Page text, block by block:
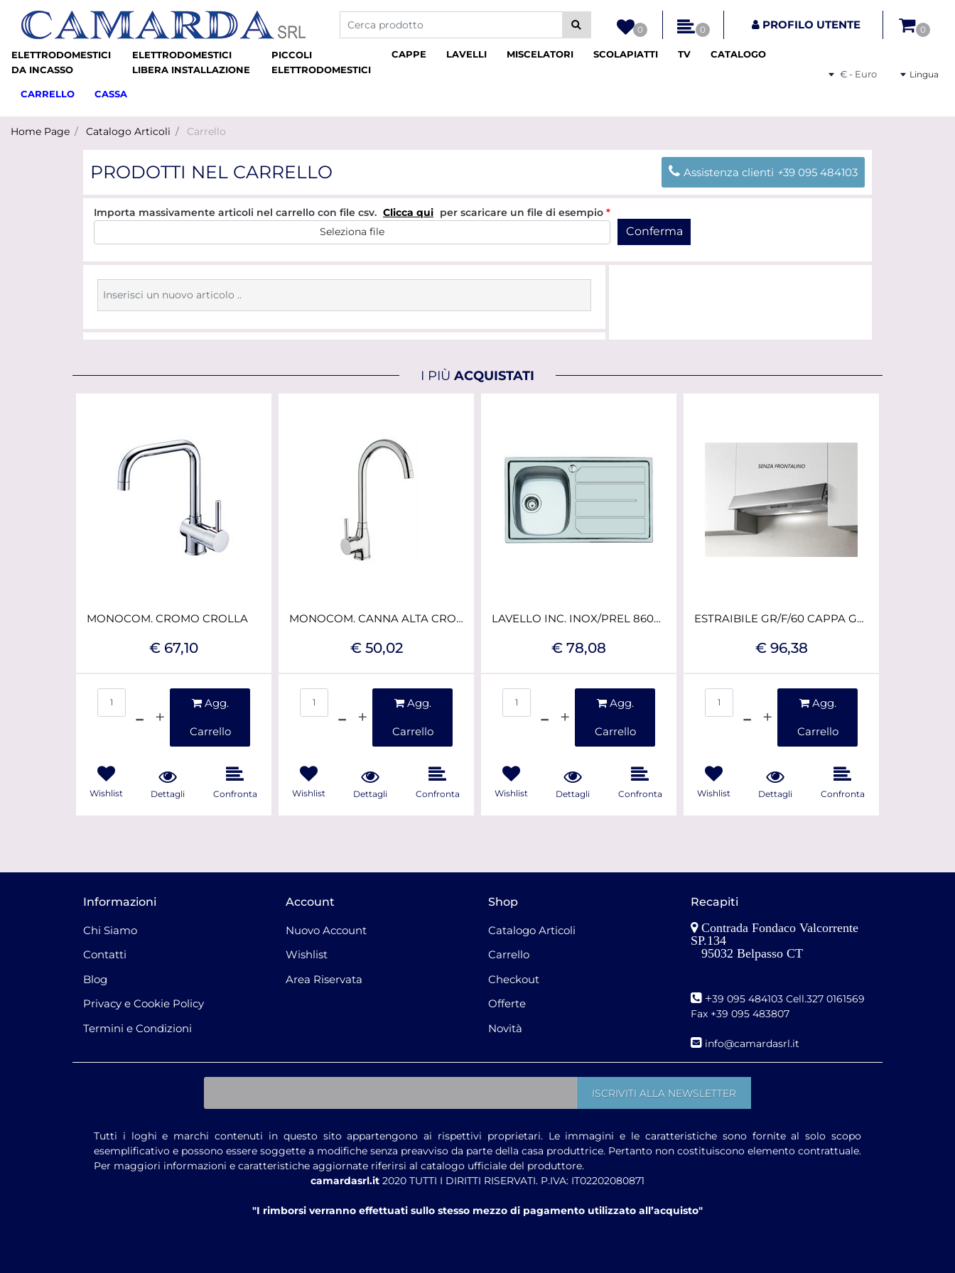
La modifica di un filtro aggiorna automaticamente gli altri filtri disponibili.
0 0 PROFILO UTENTE 0
ELETTRODOMESTICI
DA INCASSO
ELETTRODOMESTICI
LIBERA INSTALLAZIONE
PICCOLI
ELETTRODOMESTICI
CAPPE LAVELLI MISCELATORI SCOLAPIATTI TV CATALOGO
CARRELLO CASSA
Seleziona una valutaLingua
Home Page Catalogo Articoli Carrello
PRODOTTI NEL CARRELLO Assistenza clienti +39 095 484103
Importa massivamente articoli nel carrello con file csv. Clicca qui per scaricare un file di esempio *
Seleziona file
Inserisci un nuovo articolo ..
I PIÙ ACQUISTATI
MONOCOM. CROMO CROLLA
€ 67,10
Agg.
Carrello
Wishlist Dettagli Confronta
MONOCOM. CANNA ALTA CROMO CROLLA
€ 50,02
Agg.
Carrello
Wishlist Dettagli Confronta
LAVELLO INC. INOX/PREL 860X500 1V+GOCC.SX S1000 FOSTER
€ 78,08
Agg.
Carrello
Wishlist Dettagli Confronta
ESTRAIBILE GR/F/60 CAPPA GRIGIA SOTTOPENSILE ELICA
€ 96,38
Agg.
Carrello
Wishlist Dettagli Confronta
Informazioni
Chi Siamo
Contatti
Blog
Privacy e Cookie Policy
Termini e Condizioni
Account
Nuovo Account
Wishlist
Area Riservata
Shop
Catalogo Articoli
Carrello
Checkout
Offerte
Novità
Recapiti
Contrada Fondaco Valcorrente
SP.134
95032 Belpasso CT
+39 095 484103 Cell.327 0161569
Fax +39 095 483807
info@camardasrl.it
Tutti i loghi e marchi contenuti in questo sito appartengono ai rispettivi proprietari. Le immagini e le caratteristiche sono fornite al solo scopo
esemplificativo e possono essere soggette a modifiche senza preavviso da parte della casa produttrice. Pertanto non costituiscono elemento contrattuale.
Per maggiori informazioni e caratteristiche aggiornate riferirsi al catalogo ufficiale del produttore.
camardasrl.it 2020 TUTTI I DIRITTI RISERVATI. P.IVA: IT02202080871
"I rimborsi verranno effettuati sullo stesso mezzo di pagamento utilizzato all’acquisto"